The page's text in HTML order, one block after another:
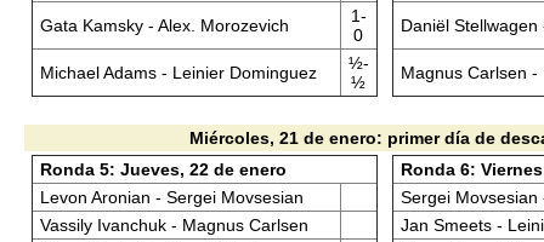
Gata Kamsky - Alex. Morozevich
1-
0
Michael Adams - Leinier Dominguez
½-
½
Daniël
Magnus Carlsen -
Miércoles, 21 de enero: primer día de
Ronda 5: Jueves, 22 de enero
Levon Aronian - Sergei Movsesian
Vassily Ivanchuk - Magnus Carlsen
Ronda 6:
Sergei Movsesian
Jan Smeets -